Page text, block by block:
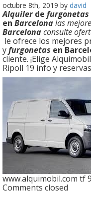
octubre 8th, 2019 by david
Alquilerde furgonetas
en Barcelonalas
Barcelonaconsulte
le ofrece los mejores
yfurgonetas en
cliente. ¡Elige
Ripoll 19 info y
www.alquimobil.com tf
Comments closed